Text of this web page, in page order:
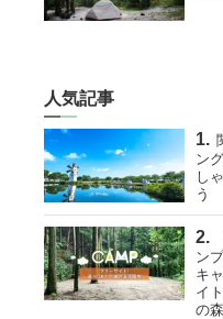
人気記事
ン
し
う
ン
キ
イ
の